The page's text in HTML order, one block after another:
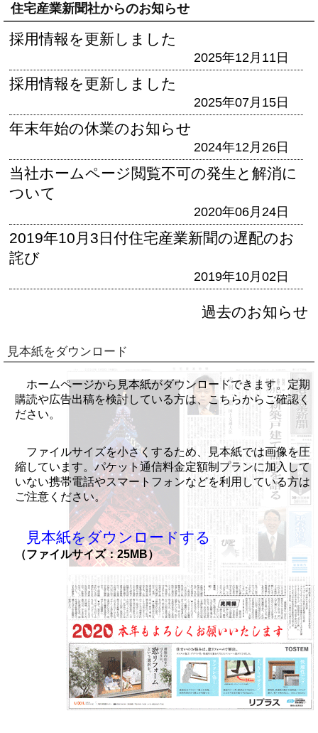
住宅産業新聞社からのお知らせ
採用情報を更新しました
2025年12月11日
採用情報を更新しました
2025年07月15日
年末年始の休業のお知らせ
2024年12月26日
当社ホームページ閲覧不可の発生と解消に
ついて
2020年06月24日
2019年10月3日付住宅産業新聞の遅配のお
詫び
2019年10月02日
過去のお知らせ
見本紙をダウンロード
ホームページから見本紙がダウンロードできます。定期
購読や広告出稿を検討している方は、こちらからご確認く
ださい。
ファイルサイズを小さくするため、見本紙では画像を圧
縮しています。パケット通信料金定額制プランに加入して
いない携帯電話やスマートフォンなどを利用している方は
ご注意ください。
見本紙をダウンロードする
（ファイルサイズ：25MB）